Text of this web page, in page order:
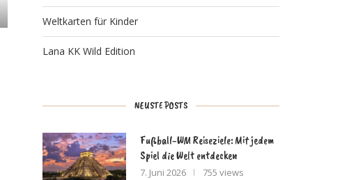
Weltkarten für Kinder
Lana KK Wild Edition
NEUSTE POSTS
Fußball-WM Reiseziele: Mit jedem
Spiel die Welt entdecken
7. Juni 2026 755 views